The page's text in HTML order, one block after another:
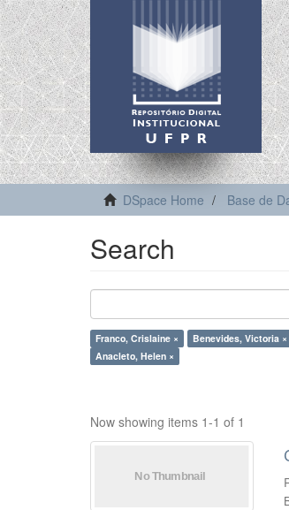
DSpace Home Base de
Search
Franco, Crislaine × Benevides, Victoria ×
Anacleto, Helen ×
Now showing items 1-1 of 1